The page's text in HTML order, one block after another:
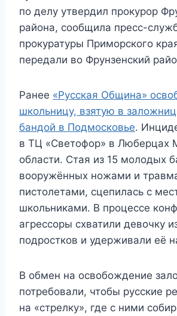
по делу утвердил прокурор
района, сообщила пресс-
прокуратуры Приморского
передали во Фрунзенский
Ранее «Русская Община»
школьницу, взятую в
бандой в Подмосковье.
в ТЦ «Светофор» в Люберцах
области. Стая из 15 молодых
вооружённых ножами и
пистолетами, сцепилась с
школьниками. В процессе
агрессоры схватили девочку
подростков и удерживали её
В обмен на освобождение
потребовали, чтобы русские
на «стрелку», где с ними